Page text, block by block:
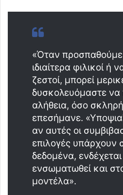
«Όταν προσπαθούμε
ιδιαίτερα φιλικοί ή
ζεστοί, μπορεί
δυσκολευόμαστε να
αλήθεια, όσο σκληρή
επεσήμανε.
αν αυτές οι
επιλογές υπάρχουν
δεδομένα,
ενσωματωθεί και
μοντέλα».